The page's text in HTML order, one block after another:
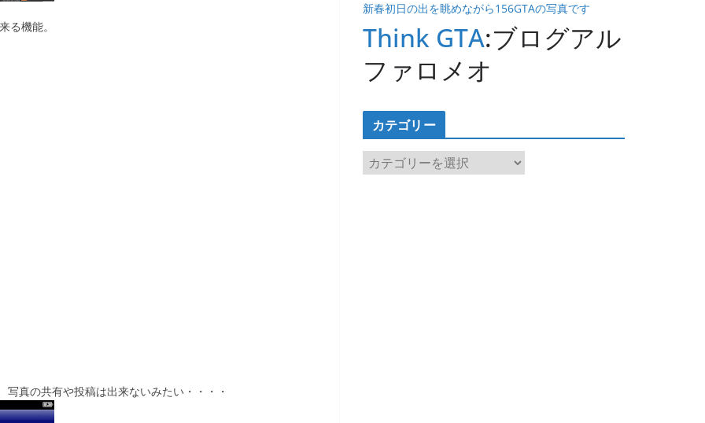
機能。
真の共有や投稿は出来ないみたい・・・・
新春初日の出を眺めながら156GTAの写真です
Think GTA:ブログアル
ファロメオ
カテゴリー
カ
テ